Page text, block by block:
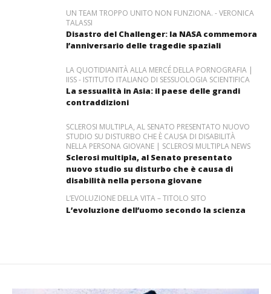
UN TEAM TROPPO UNITO NON FUNZIONA. - VERONICA
TALASSI
Disastro del Challenger: la NASA commemora
l’anniversario delle tragedie spaziali
LA QUOTIDIANITÀ ALLA MERCÉ DELLA PORNOGRAFIA |
IISS - ISTITUTO ITALIANO DI SESSUOLOGIA SCIENTIFICA
La sessualità in Asia: il paese delle grandi
contraddizioni
SCLEROSI MULTIPLA, AL SENATO PRESENTATO NUOVO
STUDIO SU DISTURBO CHE È CAUSA DI DISABILITÀ
NELLA PERSONA GIOVANE | SCLEROSI MULTIPLA NEWS
Sclerosi multipla, al Senato presentato
nuovo studio su disturbo che è causa di
disabilità nella persona giovane
L’EVOLUZIONE DELLA VITA – TITOLO SITO
L’evoluzione dell’uomo secondo la scienza